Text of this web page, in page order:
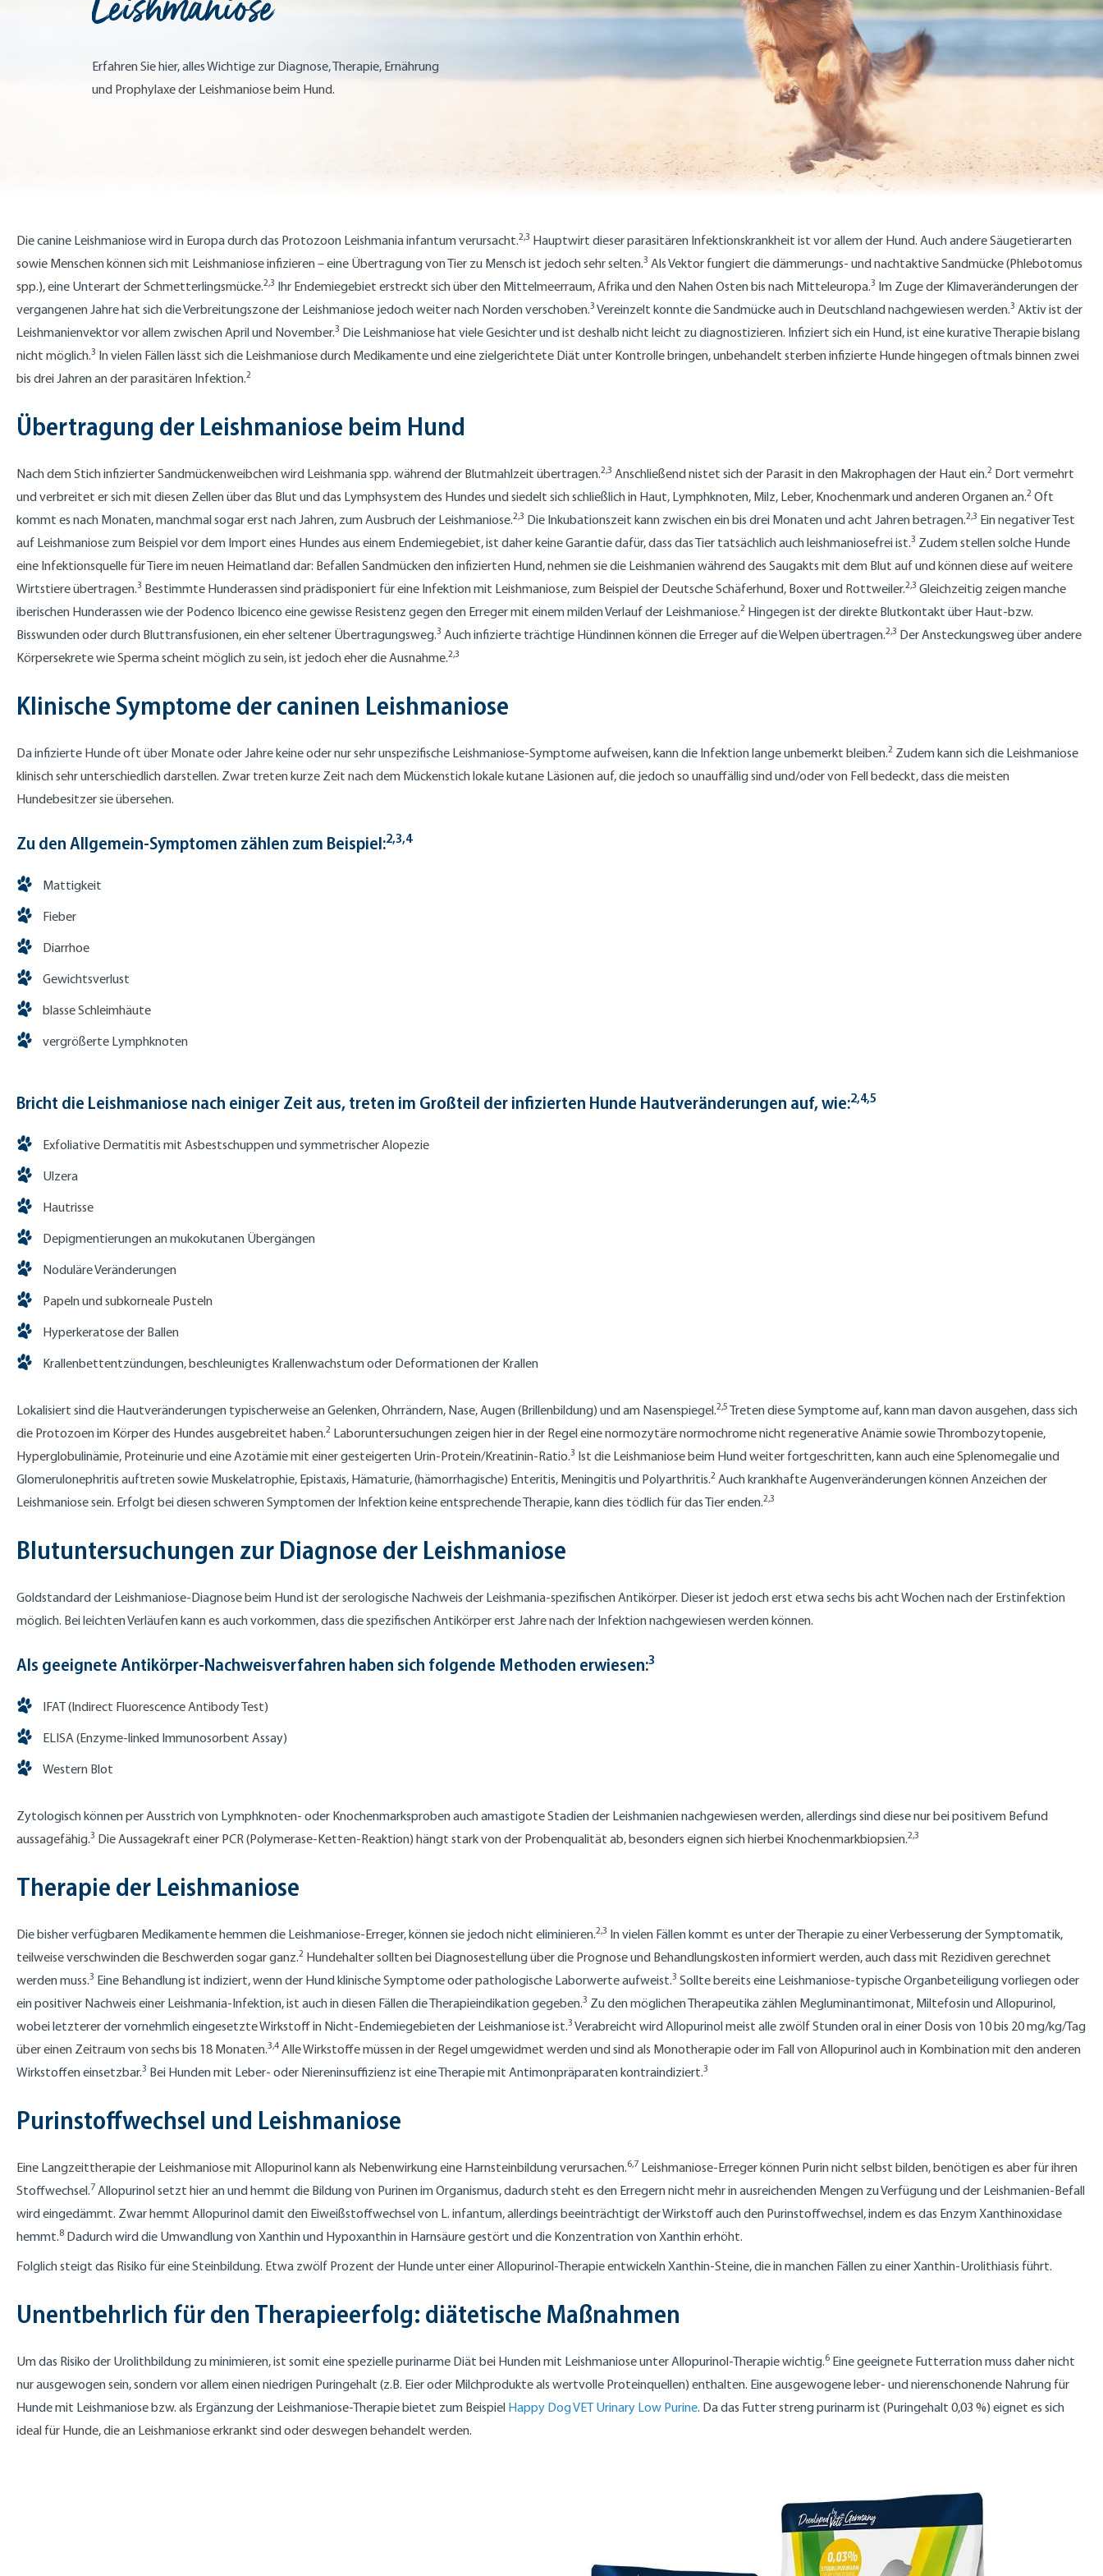
Erfahren Sie hier, alles Wichtige zur Diagnose, Therapie, Ernährung
und Prophylaxe der Leishmaniose beim Hund.
Die canine Leishmaniose wird in Europa durch das Protozoon Leishmania infantum verursacht.2,3 Hauptwirt dieser parasitären Infektionskrankheit ist vor allem der Hund. Auch andere Säugetierarten
sowie Menschen können sich mit Leishmaniose infizieren – eine Übertragung von Tier zu Mensch ist jedoch sehr selten.3 Als Vektor fungiert die dämmerungs- und nachtaktive Sandmücke (Phlebotomus
spp.), eine Unterart der Schmetterlingsmücke.2,3 Ihr Endemiegebiet erstreckt sich über den Mittelmeerraum, Afrika und den Nahen Osten bis nach Mitteleuropa.3 Im Zuge der Klimaveränderungen der
vergangenen Jahre hat sich die Verbreitungszone der Leishmaniose jedoch weiter nach Norden verschoben.3 Vereinzelt konnte die Sandmücke auch in Deutschland nachgewiesen werden.3 Aktiv ist der
Leishmanienvektor vor allem zwischen April und November.3 Die Leishmaniose hat viele Gesichter und ist deshalb nicht leicht zu diagnostizieren. Infiziert sich ein Hund, ist eine kurative Therapie bislang
nicht möglich.3 In vielen Fällen lässt sich die Leishmaniose durch Medikamente und eine zielgerichtete Diät unter Kontrolle bringen, unbehandelt sterben infizierte Hunde hingegen oftmals binnen zwei
bis drei Jahren an der parasitären Infektion.2
Übertragung der Leishmaniose beim Hund
Nach dem Stich infizierter Sandmückenweibchen wird Leishmania spp. während der Blutmahlzeit übertragen.2,3 Anschließend nistet sich der Parasit in den Makrophagen der Haut ein.2 Dort vermehrt
und verbreitet er sich mit diesen Zellen über das Blut und das Lymphsystem des Hundes und siedelt sich schließlich in Haut, Lymphknoten, Milz, Leber, Knochenmark und anderen Organen an.2 Oft
kommt es nach Monaten, manchmal sogar erst nach Jahren, zum Ausbruch der Leishmaniose.2,3 Die Inkubationszeit kann zwischen ein bis drei Monaten und acht Jahren betragen.2,3 Ein negativer Test
auf Leishmaniose zum Beispiel vor dem Import eines Hundes aus einem Endemiegebiet, ist daher keine Garantie dafür, dass das Tier tatsächlich auch leishmaniosefrei ist.3 Zudem stellen solche Hunde
eine Infektionsquelle für Tiere im neuen Heimatland dar: Befallen Sandmücken den infizierten Hund, nehmen sie die Leishmanien während des Saugakts mit dem Blut auf und können diese auf weitere
Wirtstiere übertragen.3 Bestimmte Hunderassen sind prädisponiert für eine Infektion mit Leishmaniose, zum Beispiel der Deutsche Schäferhund, Boxer und Rottweiler.2,3 Gleichzeitig zeigen manche
iberischen Hunderassen wie der Podenco Ibicenco eine gewisse Resistenz gegen den Erreger mit einem milden Verlauf der Leishmaniose.2 Hingegen ist der direkte Blutkontakt über Haut-bzw.
Bisswunden oder durch Bluttransfusionen, ein eher seltener Übertragungsweg.3 Auch infizierte trächtige Hündinnen können die Erreger auf die Welpen übertragen.2,3 Der Ansteckungsweg über andere
Körpersekrete wie Sperma scheint möglich zu sein, ist jedoch eher die Ausnahme.2,3
Klinische Symptome der caninen Leishmaniose
Da infizierte Hunde oft über Monate oder Jahre keine oder nur sehr unspezifische Leishmaniose-Symptome aufweisen, kann die Infektion lange unbemerkt bleiben.2 Zudem kann sich die Leishmaniose
klinisch sehr unterschiedlich darstellen. Zwar treten kurze Zeit nach dem Mückenstich lokale kutane Läsionen auf, die jedoch so unauffällig sind und/oder von Fell bedeckt, dass die meisten
Hundebesitzer sie übersehen.
Zu den Allgemein-Symptomen zählen zum Beispiel:2,3,4
Mattigkeit
Fieber
Diarrhoe
Gewichtsverlust
blasse Schleimhäute
vergrößerte Lymphknoten
Bricht die Leishmaniose nach einiger Zeit aus, treten im Großteil der infizierten Hunde Hautveränderungen auf, wie:2,4,5
Exfoliative Dermatitis mit Asbestschuppen und symmetrischer Alopezie
Ulzera
Hautrisse
Depigmentierungen an mukokutanen Übergängen
Noduläre Veränderungen
Papeln und subkorneale Pusteln
Hyperkeratose der Ballen
Krallenbettentzündungen, beschleunigtes Krallenwachstum oder Deformationen der Krallen
Lokalisiert sind die Hautveränderungen typischerweise an Gelenken, Ohrrändern, Nase, Augen (Brillenbildung) und am Nasenspiegel.2,5 Treten diese Symptome auf, kann man davon ausgehen, dass sich
die Protozoen im Körper des Hundes ausgebreitet haben.2 Laboruntersuchungen zeigen hier in der Regel eine normozytäre normochrome nicht regenerative Anämie sowie Thrombozytopenie,
Hyperglobulinämie, Proteinurie und eine Azotämie mit einer gesteigerten Urin-Protein/Kreatinin-Ratio.3 Ist die Leishmaniose beim Hund weiter fortgeschritten, kann auch eine Splenomegalie und
Glomerulonephritis auftreten sowie Muskelatrophie, Epistaxis, Hämaturie, (hämorrhagische) Enteritis, Meningitis und Polyarthritis.2 Auch krankhafte Augenveränderungen können Anzeichen der
Leishmaniose sein. Erfolgt bei diesen schweren Symptomen der Infektion keine entsprechende Therapie, kann dies tödlich für das Tier enden.2,3
Blutuntersuchungen zur Diagnose der Leishmaniose
Goldstandard der Leishmaniose-Diagnose beim Hund ist der serologische Nachweis der Leishmania-spezifischen Antikörper. Dieser ist jedoch erst etwa sechs bis acht Wochen nach der Erstinfektion
möglich. Bei leichten Verläufen kann es auch vorkommen, dass die spezifischen Antikörper erst Jahre nach der Infektion nachgewiesen werden können.
Als geeignete Antikörper-Nachweisverfahren haben sich folgende Methoden erwiesen:3
IFAT (Indirect Fluorescence Antibody Test)
ELISA (Enzyme-linked Immunosorbent Assay)
Western Blot
Zytologisch können per Ausstrich von Lymphknoten- oder Knochenmarksproben auch amastigote Stadien der Leishmanien nachgewiesen werden, allerdings sind diese nur bei positivem Befund
aussagefähig.3 Die Aussagekraft einer PCR (Polymerase-Ketten-Reaktion) hängt stark von der Probenqualität ab, besonders eignen sich hierbei Knochenmarkbiopsien.2,3
Therapie der Leishmaniose
Die bisher verfügbaren Medikamente hemmen die Leishmaniose-Erreger, können sie jedoch nicht eliminieren.2,3 In vielen Fällen kommt es unter der Therapie zu einer Verbesserung der Symptomatik,
teilweise verschwinden die Beschwerden sogar ganz.2 Hundehalter sollten bei Diagnosestellung über die Prognose und Behandlungskosten informiert werden, auch dass mit Rezidiven gerechnet
werden muss.3 Eine Behandlung ist indiziert, wenn der Hund klinische Symptome oder pathologische Laborwerte aufweist.3 Sollte bereits eine Leishmaniose-typische Organbeteiligung vorliegen oder
ein positiver Nachweis einer Leishmania-Infektion, ist auch in diesen Fällen die Therapieindikation gegeben.3 Zu den möglichen Therapeutika zählen Megluminantimonat, Miltefosin und Allopurinol,
wobei letzterer der vornehmlich eingesetzte Wirkstoff in Nicht-Endemiegebieten der Leishmaniose ist.3 Verabreicht wird Allopurinol meist alle zwölf Stunden oral in einer Dosis von 10 bis 20 mg/kg/Tag
über einen Zeitraum von sechs bis 18 Monaten.3,4 Alle Wirkstoffe müssen in der Regel umgewidmet werden und sind als Monotherapie oder im Fall von Allopurinol auch in Kombination mit den anderen
Wirkstoffen einsetzbar.3 Bei Hunden mit Leber- oder Niereninsuffizienz ist eine Therapie mit Antimonpräparaten kontraindiziert.3
Purinstoffwechsel und Leishmaniose
Eine Langzeittherapie der Leishmaniose mit Allopurinol kann als Nebenwirkung eine Harnsteinbildung verursachen.6,7 Leishmaniose-Erreger können Purin nicht selbst bilden, benötigen es aber für ihren
Stoffwechsel.7 Allopurinol setzt hier an und hemmt die Bildung von Purinen im Organismus, dadurch steht es den Erregern nicht mehr in ausreichenden Mengen zu Verfügung und der Leishmanien-Befall
wird eingedämmt. Zwar hemmt Allopurinol damit den Eiweißstoffwechsel von L. infantum, allerdings beeinträchtigt der Wirkstoff auch den Purinstoffwechsel, indem es das Enzym Xanthinoxidase
hemmt.8 Dadurch wird die Umwandlung von Xanthin und Hypoxanthin in Harnsäure gestört und die Konzentration von Xanthin erhöht.
Folglich steigt das Risiko für eine Steinbildung. Etwa zwölf Prozent der Hunde unter einer Allopurinol-Therapie entwickeln Xanthin-Steine, die in manchen Fällen zu einer Xanthin-Urolithiasis führt.
Unentbehrlich für den Therapieerfolg: diätetische Maßnahmen
Um das Risiko der Urolithbildung zu minimieren, ist somit eine spezielle purinarme Diät bei Hunden mit Leishmaniose unter Allopurinol-Therapie wichtig.6 Eine geeignete Futterration muss daher nicht
nur ausgewogen sein, sondern vor allem einen niedrigen Puringehalt (z.B. Eier oder Milchprodukte als wertvolle Proteinquellen) enthalten. Eine ausgewogene leber- und nierenschonende Nahrung für
Hunde mit Leishmaniose bzw. als Ergänzung der Leishmaniose-Therapie bietet zum Beispiel Happy Dog VET Urinary Low Purine. Da das Futter streng purinarm ist (Puringehalt 0,03 %) eignet es sich
ideal für Hunde, die an Leishmaniose erkrankt sind oder deswegen behandelt werden.